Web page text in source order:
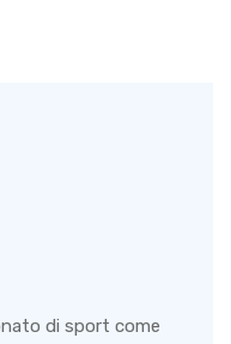
di sport come